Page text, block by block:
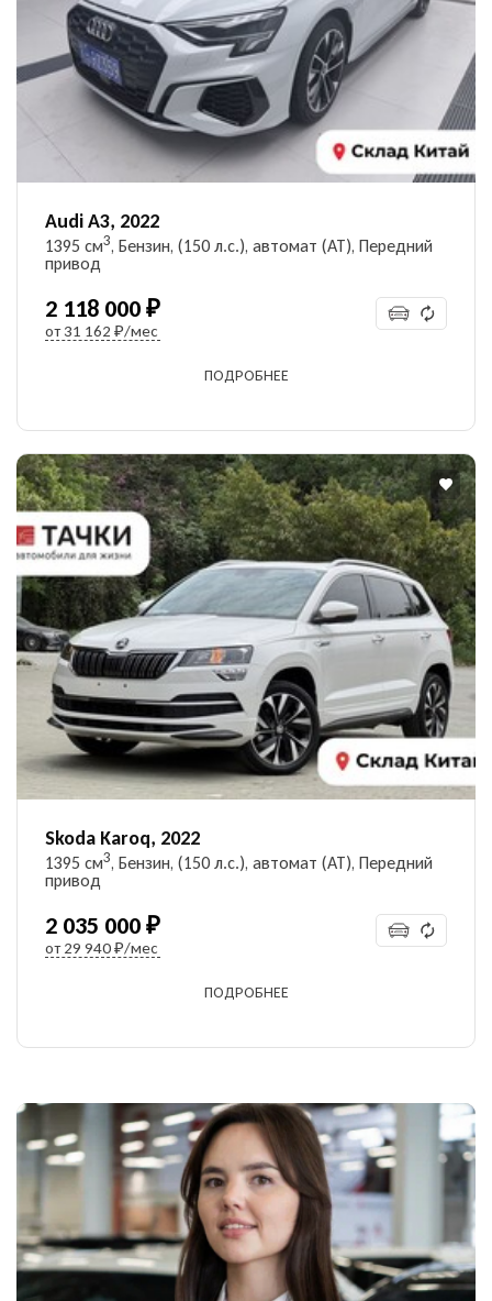
Audi A3, 2022
1395 см3, Бензин, (150 л.с.), автомат (AT), Передний
привод
2 118 000 ₽
от31 162 ₽/мес
ПОДРОБНЕЕ
Skoda Karoq, 2022
1395 см3, Бензин, (150 л.с.), автомат (AT), Передний
привод
2 035 000 ₽
от29 940 ₽/мес
ПОДРОБНЕЕ
УЗНАТЬ ЦЕНУ
Даю согласие на обработку
персональных данных